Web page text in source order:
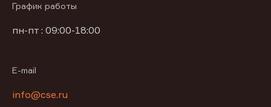
График работы
пн-пт : 09:00-18:00
E-mail
info@cse.ru